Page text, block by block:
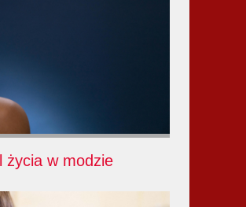
życia w modzie